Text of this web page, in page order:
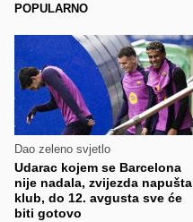
POPULARNO
Dao zeleno svjetlo
Udarac kojem se Barcelona
nije nadala, zvijezda napušta
klub, do 12. avgusta sve će
biti gotovo